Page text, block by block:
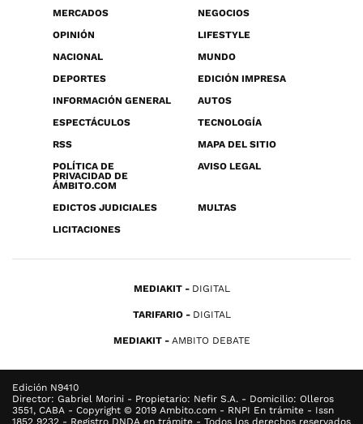
MERCADOS
NEGOCIOS
OPINIÓN
LIFESTYLE
NACIONAL
MUNDO
DEPORTES
EDICIÓN IMPRESA
INFORMACIÓN GENERAL
AUTOS
ESPECTÁCULOS
TECNOLOGÍA
RSS
MAPA DEL SITIO
POLÍTICA DE
PRIVACIDAD DE
ÁMBITO.COM
AVISO LEGAL
EDICTOS JUDICIALES
MULTAS
LICITACIONES
MEDIAKIT DIGITAL
TARIFARIO DIGITAL
MEDIAKIT AMBITO DEBATE
Edición N9410
Director: Gabriel Morini - Propietario: Nefir S.A. - Domicilio: Olleros
3551, CABA - Copyright © 2019 Ambito.com - RNPI En trámite - Issn